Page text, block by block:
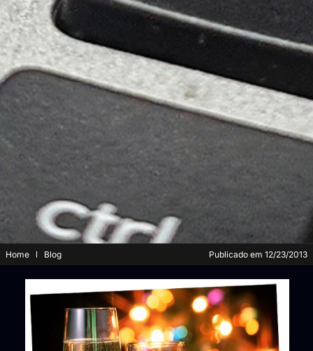
Home Blog Publicado em 12/23/2013